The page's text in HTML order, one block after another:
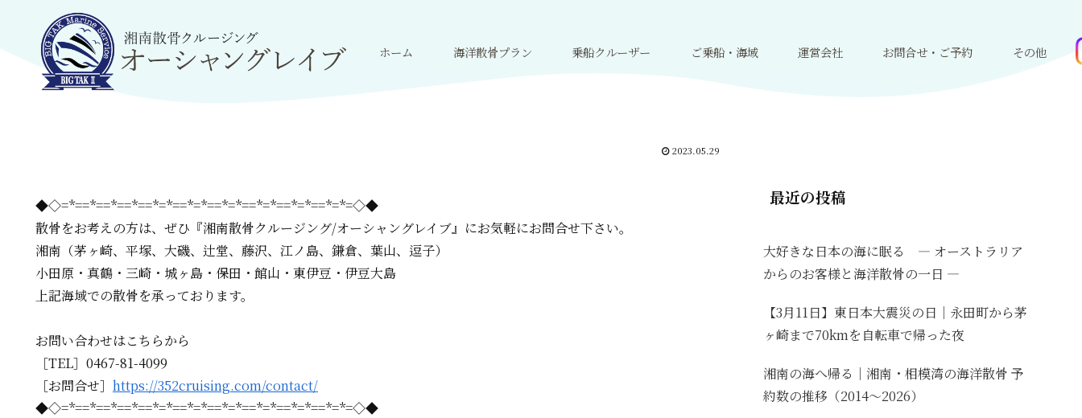
ホーム 海洋散骨プラン 乗船クルーザー ご乗船・海域 運営会社 お問合せ・ご予約 その他
2023.05.29
◆◇=*==*==*==*==*=*==*=*==*=*==*=*==*=*==*=*=◇◆
散骨をお考えの方は、 ぜひ『湘南散骨クルージング/オーシャングレイブ』にお気軽にお問合せ下さい。
湘南（茅ヶ崎、平塚、大磯、辻堂、藤沢、江ノ島、鎌倉、葉山、逗子）
小田原・真鶴・三崎・城ヶ島・保田・館山・東伊豆・伊豆大島
上記海域での散骨を承っております。
お問い合わせはこちらから
［TEL］0467-81-4099
［お問合せ］ https://352cruising.com/contact/
◆◇=*==*==*==*==*=*==*=*==*=*==*=*==*=*==*=*=◇◆
最近の投稿
大好きな日本の海に眠る ― オーストラリア
からのお客様と海洋散骨の一日 ―
【3月11日】東日本大震災の日｜永田町から茅
ヶ崎まで70kmを自転車で帰った夜
湘南の海へ帰る｜湘南・相模湾の海洋散骨 予
約数の推移（2014〜2026）